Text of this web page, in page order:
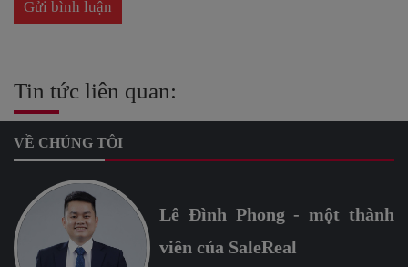
Tin tức liên quan:
VỀ CHÚNG TÔI
Lê Đình Phong - một thành
viên của SaleReal